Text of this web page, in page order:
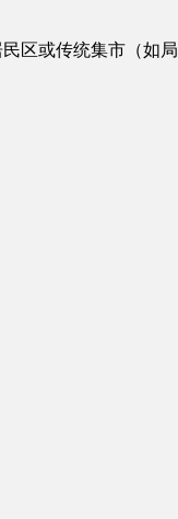
区或传统集市（如局